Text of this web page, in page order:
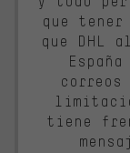
que tener
que DHL
tiene